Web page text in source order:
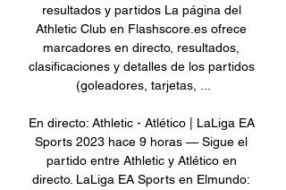
resultados y partidos La página del
Athletic Club en Flashscore.es ofrece
marcadores en directo, resultados,
clasificaciones y detalles de los partidos
(goleadores, tarjetas, ...
En directo: Athletic - Atlético | LaLiga EA
Sports 2023 hace 9 horas — Sigue el
partido entre Athletic y Atlético en
directo. LaLiga EA Sports en Elmundo: